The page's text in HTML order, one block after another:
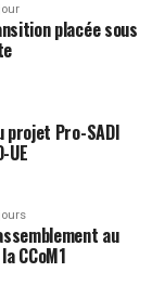
placée sous
projet Pro-SADI
UE
au
CCoM1